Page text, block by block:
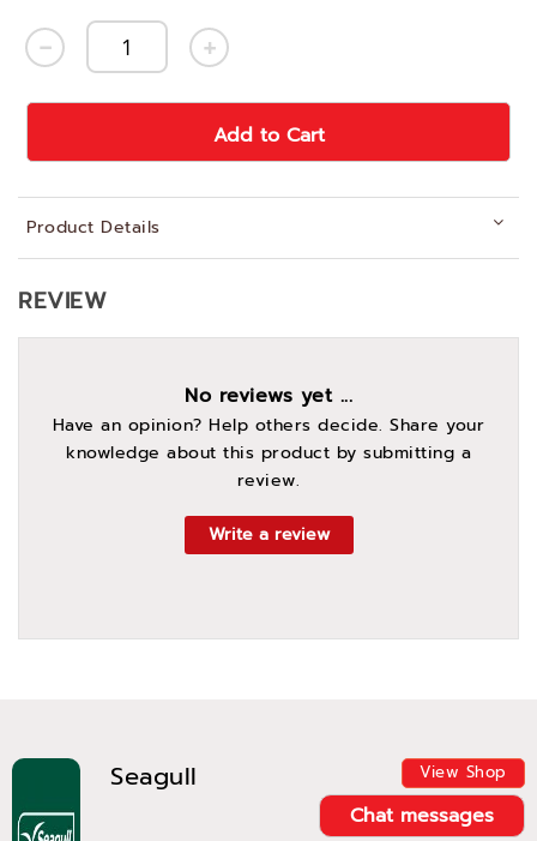
Add to Cart
Product Details
Seagull View Shop
Chat messages
REVIEW
No reviews yet ...
Have an opinion? Help others decide. Share your
knowledge about this product by submitting a
review.
Write a review